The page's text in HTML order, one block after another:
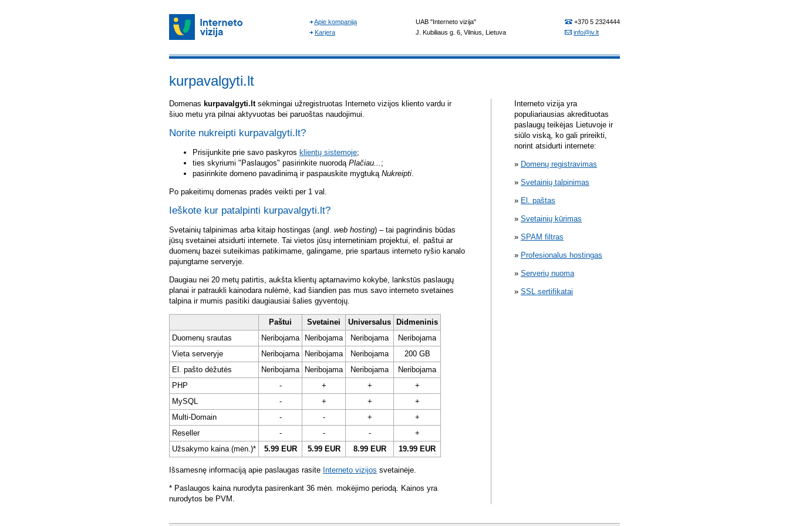
kurpavalgyti.lt
Domenas kurpavalgyti.ltsėkmingai užregistruotas Interneto vizijos kliento vardu ir
šiuo metu yra pilnai aktyvuotas bei paruoštas naudojimui.
Norite nukreipti kurpavalgyti.lt?
Prisijunkite prie savo paskyros klientų sistemoje;
ties skyriumi "Paslaugos" pasirinkite nuorodą Plačiau... ;
pasirinkite domeno pavadinimą ir paspauskite mygtuką Nukreipti.
Po pakeitimų domenas pradės veikti per 1 val.
Ieškote kur patalpinti kurpavalgyti.lt?
Svetainių talpinimas arba kitaip hostingas (angl. web hosting) – tai pagrindinis būdas
jūsų svetainei atsidurti internete. Tai vietos jūsų internetiniam projektui, el. paštui ar
duomenų bazei suteikimas patikimame, galingame, prie spartaus interneto ryšio kanalo
pajungtame serveryje.
Daugiau nei 20 metų patirtis, aukšta klientų aptarnavimo kokybė, lankstūs paslaugų
planai ir patraukli kainodara nulėmė, kad šiandien pas mus savo interneto svetaines
talpina ir mumis pasitiki daugiausiai šalies gyventojų.
Paštui Svetainei Universalus
Didmeninis
Duomenų srautas
Neribojama Neribojama Neribojama
Neribojama
Vieta serveryje
Neribojama Neribojama Neribojama
200 GB
El. pašto dėžutės
Neribojama Neribojama Neribojama
Neribojama
PHP
- + +
+
MySQL
- + +
+
Multi-Domain
- - +
+
Reseller
- - -
+
Užsakymo kaina (mėn.)*
5.99 EUR 5.99 EUR 8.99 EUR 19.99 EUR
Išsamesnę informaciją apie paslaugas rasite Interneto vizijos svetainėje.
* Paslaugos kaina nurodyta pasirenkant 36 mėn. mokėjimo periodą. Kainos yra
nurodytos be PVM.
Interneto vizija yra
populiariausias akredituotas
paslaugų teikėjas Lietuvoje ir
siūlo viską, ko gali prireikti,
norint atsidurti internete:
Domenų registravimas
Svetainių talpinimas
El. paštas
Svetainių kūrimas
SPAM filtras
Profesionalus hostingas
Serverių nuoma
SSL sertifikatai